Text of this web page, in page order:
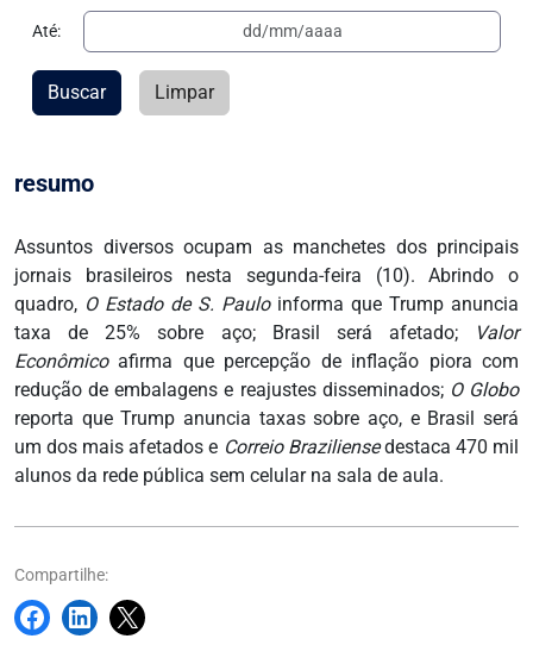
resumo
Assuntos diversos ocupam as manchetes dos principais
jornais brasileiros nesta segunda-feira (10). Abrindo o
quadro, O Estado de S. Pauloinforma que Trump anuncia
taxa de 25% sobre aço; Brasil será afetado;
Valor
Econômicoafirma que percepção de inflação piora com
redução de embalagens e reajustes disseminados; O Globo
reporta que Trump anuncia taxas sobre aço, e Brasil será
um dos mais afetados e Correio Braziliensedestaca 470 mil
alunos da rede pública sem celular na sala de aula.
Compartilhe:
Até:
Buscar Limpar